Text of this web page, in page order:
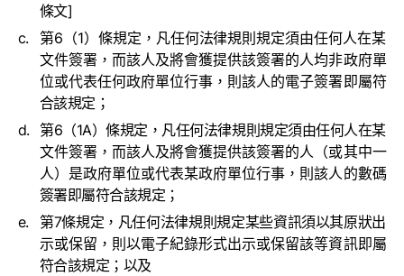
條文]
第6（1）條規定，凡任何法律規則規定須由任何人在某
文件簽署，而該人及將會獲提供該簽署的人均非政府單
位或代表任何政府單位行事，則該人的電子簽署即屬符
合該規定；
第6（1A）條規定，凡任何法律規則規定須由任何人在某
文件簽署，而該人及將會獲提供該簽署的人（或其中一
人）是政府單位或代表某政府單位行事，則該人的數碼
簽署即屬符合該規定；
第7條規定，凡任何法律規則規定某些資訊須以其原狀出
示或保留，則以電子紀錄形式出示或保留該等資訊即屬
符合該規定；以及